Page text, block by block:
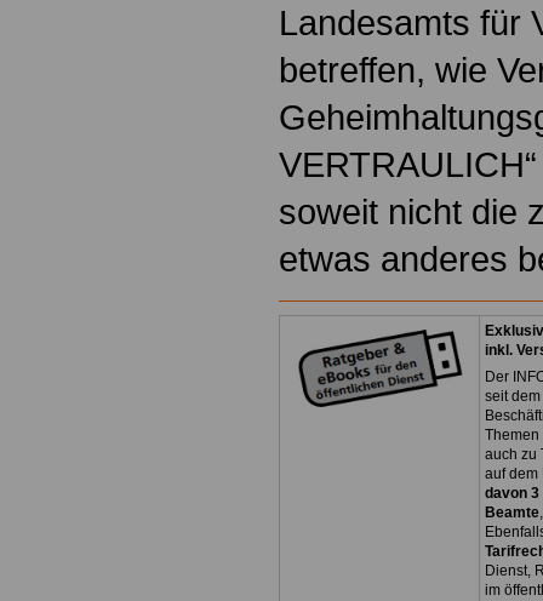
Landesamts für
betreffen, wie
soweit nicht die
etwas anderes
inkl.
Der
seit
Themen
auch zu
auf dem
davon 3
Beamte
Dienst,
im